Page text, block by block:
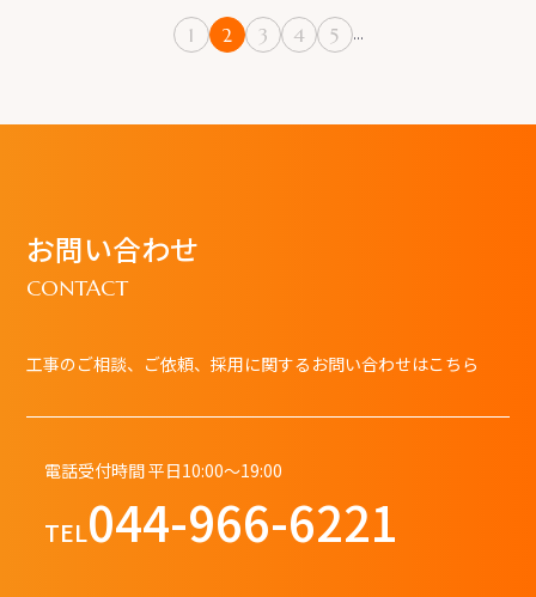
1 2 3 4 5 ...
お問い合わせ
CONTACT
工事のご相談、ご依頼、採用に関するお問い合わせはこちら
電話受付時間 平日10:00～19:00
TEL044-966-6221